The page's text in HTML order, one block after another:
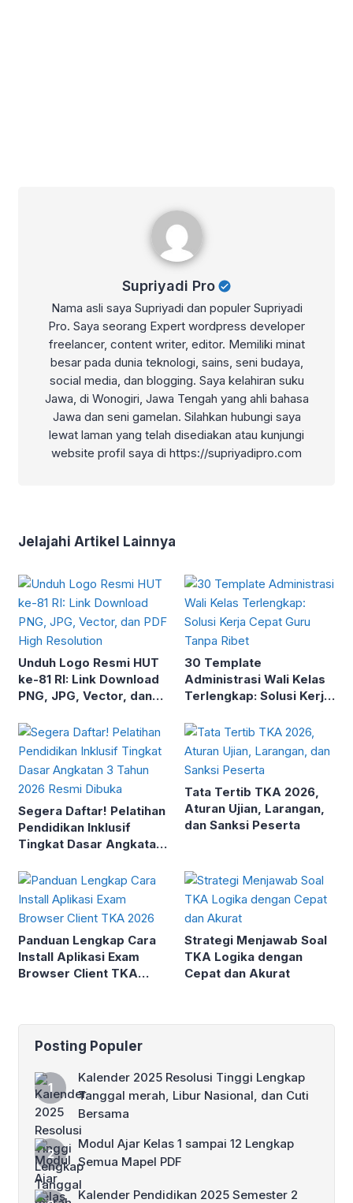
Supriyadi Pro
Nama asli saya Supriyadi dan populer Supriyadi
Pro. Saya seorang Expert wordpress developer
freelancer, content writer, editor. Memiliki minat
besar pada dunia teknologi, sains, seni budaya,
social media, dan blogging. Saya kelahiran suku
Jawa, di Wonogiri, Jawa Tengah yang ahli bahasa
Jawa dan seni gamelan. Silahkan hubungi saya
lewat laman yang telah disediakan atau kunjungi
website profil saya di https://supriyadipro.com
Jelajahi Artikel Lainnya
Unduh Logo Resmi HUT
ke-81 RI: Link Download
PNG, JPG, Vector, dan
30 Template
Administrasi Wali Kelas
Terlengkap: Solusi Kerja
Segera Daftar! Pelatihan
Pendidikan Inklusif
Tingkat Dasar Angkatan
Dibuka
Tata Tertib TKA 2026,
Aturan Ujian, Larangan,
dan Sanksi Peserta
Panduan Lengkap Cara
Install Aplikasi Exam
Browser Client TKA
Strategi Menjawab Soal
TKA Logika dengan
Cepat dan Akurat
Posting Populer
Kalender 2025 Resolusi Tinggi Lengkap
Tanggal merah, Libur Nasional, dan Cuti
Bersama
Modul Ajar Kelas 1 sampai 12 Lengkap
Semua Mapel PDF
Kalender Pendidikan 2025 Semester 2